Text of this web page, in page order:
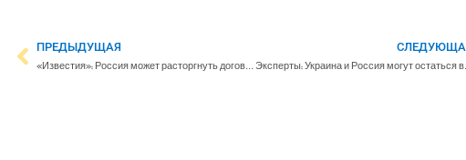
ПРЕДЫДУЩАЯ
«‎Известия»: Россия может расторгнуть договор аренды Сайменского канала Эксперты: